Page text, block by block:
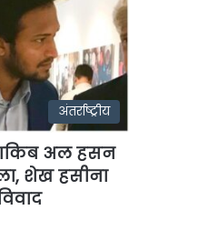
अंतर्राष्ट्रीय
अल हसन
शेख हसीना